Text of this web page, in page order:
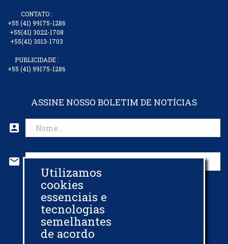
CONTATO :
+55 (41) 99175-1286
+55(41) 3022-1708
+55(41) 3013-1703
PUBLICIDADE :
+55 (41) 99175-1286
ASSINE NOSSO BOLETIM DE NOTÍCIAS
account_box
mail
CADASTRAR EMAIL
Utilizamos
cookies
essenciais e
tecnologias
semelhantes
de acordo